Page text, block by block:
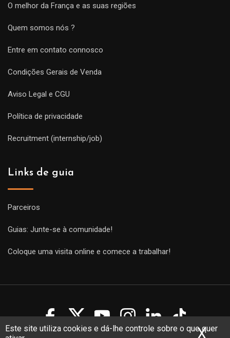
Este site utiliza cookies e dá-lhe controle sobre o que quer
X
O melhor da França e as suas regiões
Quem somos nós ?
Entre em contato connosco
Condições Gerais de Venda
Aviso Legal e CGU
Política de privacidade
Recruitment (internship/job)
Links de guia
Parceiros
Guias: Junte-se à comunidade!
Coloque uma visita online e comece a trabalhar!